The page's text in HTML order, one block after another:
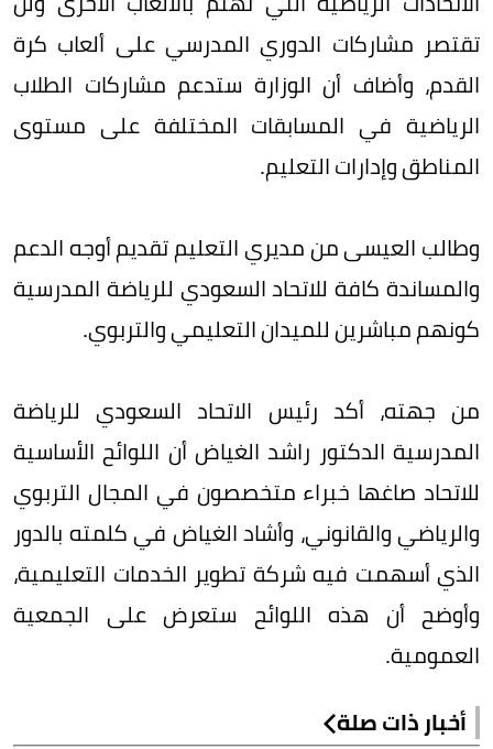
تقتصر مشاركات الدوري المدرسي على ألعاب كرة
القدم، وأضاف أن الوزارة ستدعم مشاركات الطلاب
الرياضية في المسابقات المختلفة على مستوى
المناطق وإدارات التعليم.
وطالب العيسى من مديري التعليم تقديم أوجه الدعم
والمساندة كافة للاتحاد السعودي للرياضة المدرسية
كونهم مباشرين للميدان التعليمي والتربوي.
من جهته، أكد رئيس الاتحاد السعودي للرياضة
المدرسية الدكتور راشد الغياض أن اللوائح الأساسية
للاتحاد صاغها خبراء متخصصون في المجال التربوي
والرياضي والقانوني، وأشاد الغياض في كلمته بالدور
الذي أسهمت فيه شركة تطوير الخدمات التعليمية،
وأوضح أن هذه اللوائح ستعرض على الجمعية
العمومية.
أخبار ذات صلة